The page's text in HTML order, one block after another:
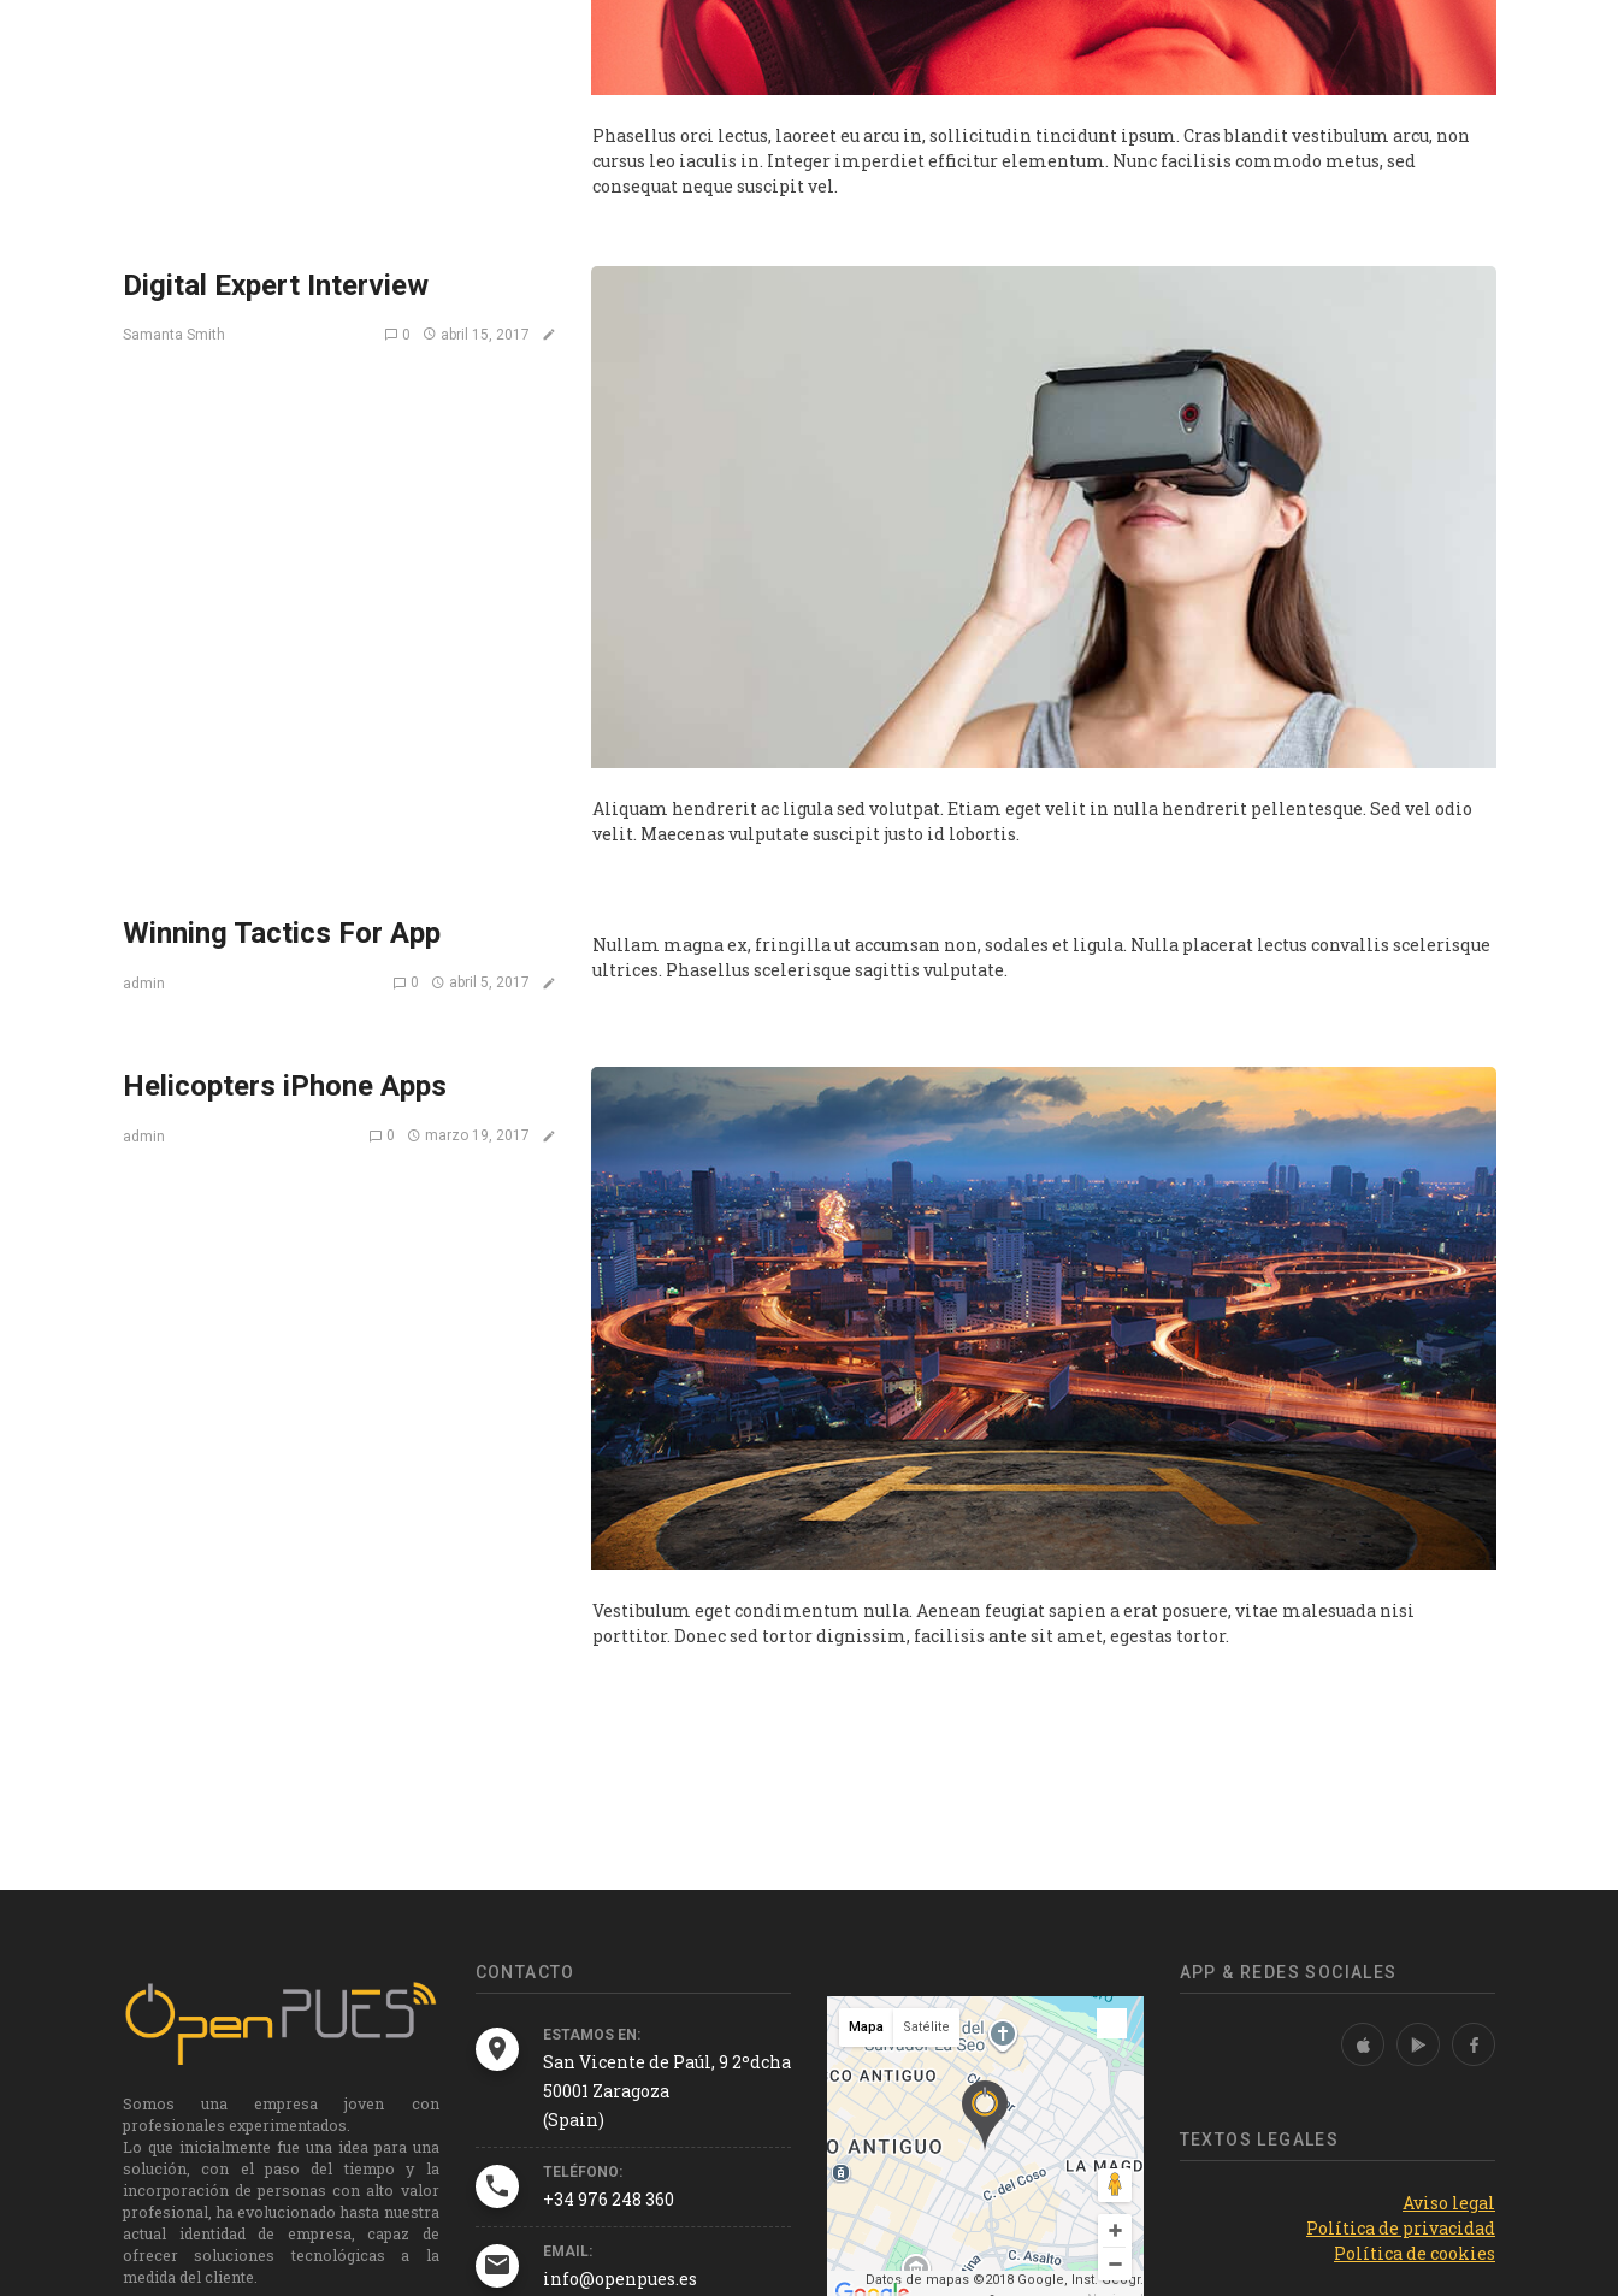
Phasellus orci lectus, laoreet eu arcu in, sollicitudin tincidunt ipsum. Cras blandit vestibulum arcu, non
cursus leo iaculis in. Integer imperdiet efficitur elementum. Nunc facilisis commodo metus, sed
consequat neque suscipit vel.
Digital Expert Interview
Samanta Smith 0 abril 15, 2017
Aliquam hendrerit ac ligula sed volutpat. Etiam eget velit in nulla hendrerit pellentesque. Sed vel odio
velit. Maecenas vulputate suscipit justo id lobortis.
Winning Tactics For App
admin 0 abril 5, 2017
Nullam magna ex, fringilla ut accumsan non, sodales et ligula. Nulla placerat lectus convallis scelerisque
ultrices. Phasellus scelerisque sagittis vulputate.
Helicopters iPhone Apps
admin 0 marzo 19, 2017
Vestibulum eget condimentum nulla. Aenean feugiat sapien a erat posuere, vitae malesuada nisi
porttitor. Donec sed tortor dignissim, facilisis ante sit amet, egestas tortor.
Somos una empresa joven con
profesionales experimentados.
Lo que inicialmente fue una idea para una
solución, con el paso del tiempo y la
incorporación de personas con alto valor
profesional, ha evolucionado hasta nuestra
actual identidad de empresa, capaz de
ofrecer soluciones tecnológicas a la
medida del cliente.
CONTACTO
ESTAMOS EN:
San Vicente de Paúl, 9 2ºdcha
50001 Zaragoza
(Spain)
TELÉFONO:
+34 976 248 360
EMAIL:
info@openpues.es
Datos de mapas ©2018 Google, Inst. Geogr.
Mapa Satélite
APP & REDES SOCIALES
TEXTOS LEGALES
Aviso legal
Política de privacidad
Política de cookies